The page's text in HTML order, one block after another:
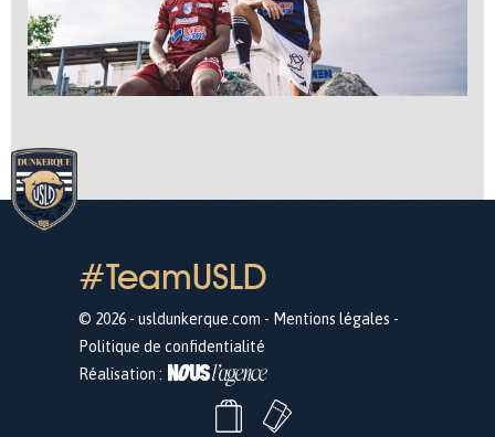
#TeamUSLD
© 2026 - usldunkerque.com - Mentions légales -
Politique de confidentialité
Réalisation :